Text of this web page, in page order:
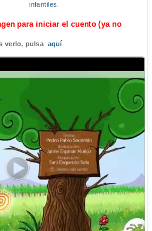
infantiles.
para iniciar el cuento (ya no
verlo, pulsa aquí